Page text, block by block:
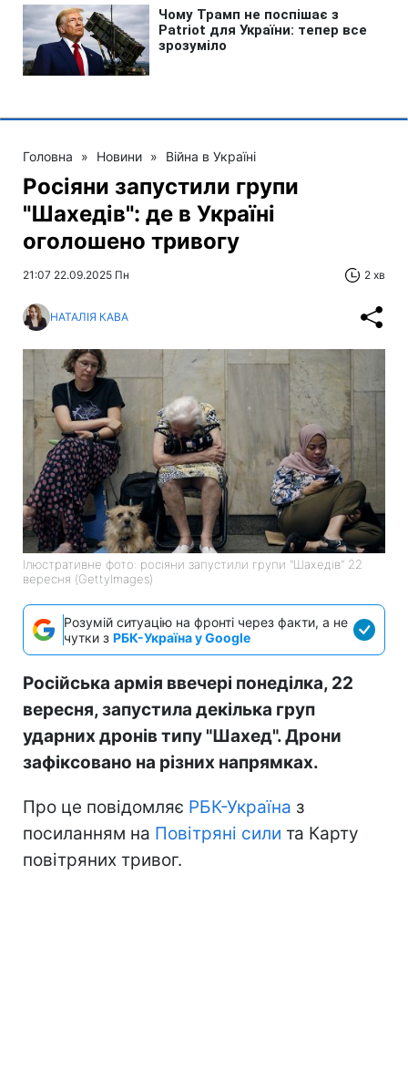
Головна » Новини » Війна в Україні
Росіяни запустили групи
"Шахедів": де в Україні
оголошено тривогу
21:07 22.09.2025 Пн 2 хв
НАТАЛІЯ КАВА
Ілюстративне фото: росіяни запустили групи "Шахедів" 22
вересня (GettyImages)
Розумій ситуацію на фронті через факти, а не
чутки з РБК-Україна у Google
Російська армія ввечері понеділка, 22
вересня, запустила декілька груп
ударних дронів типу "Шахед". Дрони
зафіксовано на різних напрямках.
Про це повідомляє РБК-Україна з
посиланням на Повітряні сили та Карту
повітряних тривог.